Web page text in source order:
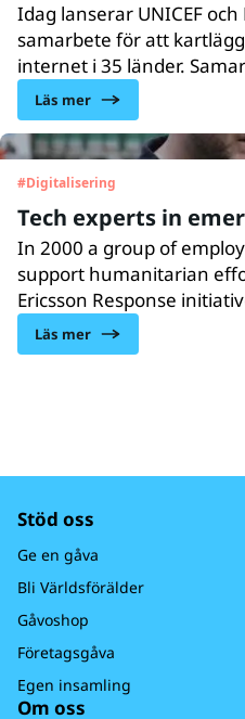
Idag lanserar UNICEF
samarbete för att
internet i 35 länder.
2023 att hjälpa till att
uppkoppling saknas, och
målet att ansluta varje
Läs mer
#Digitalisering
Tech experts in
In 2000 a group of
support humanitarian
Ericsson Response
initiative has grown, and
33 countries are working
Läs mer
Stöd oss
Ge en gåva
Bli Världsförälder
Gåvoshop
Företagsgåva
Egen insamling
Om oss